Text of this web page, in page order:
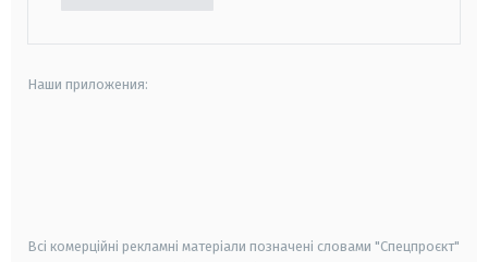
Наши приложения:
Всі комерційні рекламні матеріали позначені словами "Спецпроєкт"